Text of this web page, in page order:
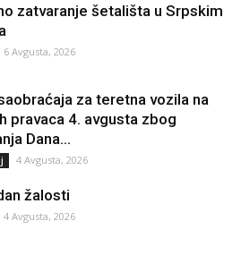
zatvaranje šetališta u Srpskim
6 Avgusta, 2026
za teretna vozila na
pravaca 4. avgusta zbog
Dana...
4 Avgusta, 2026
žalosti
4 Avgusta, 2026